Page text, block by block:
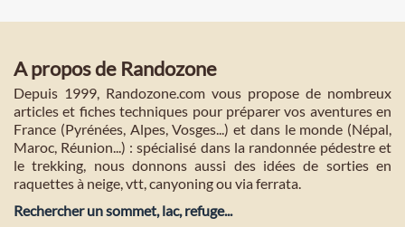
A propos de Randozone
Depuis 1999, Randozone.com vous propose de nombreux
articles et fiches techniques pour préparer vos aventures en
France (Pyrénées, Alpes, Vosges...) et dans le monde (Népal,
Maroc, Réunion...) : spécialisé dans la randonnée pédestre et
le trekking, nous donnons aussi des idées de sorties en
raquettes à neige, vtt, canyoning ou via ferrata.
Rechercher un sommet, lac, refuge...